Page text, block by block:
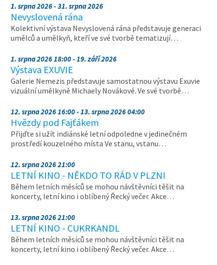
1. srpna 2026 - 31. srpna 2026
Nevyslovená rána
Kolektivní výstava Nevyslovená rána představuje generaci
umělců a umělkyň, kteří ve své tvorbě tematizují…
1. srpna 2026 18:00 - 19. září 2026
Výstava EXUVIE
Galerie Nemezis představuje samostatnou výstavu Exuvie
vizuální umělkyně Michaely Novákové. Ve své tvorbě…
12. srpna 2026 16:00 - 13. srpna 2026 04:00
Hvězdy pod Fajťákem
Přijďte si užít indiánské letní odpoledne v jedinečném
prostředí kouzelného místa Ve stanu, vstanu…
12. srpna 2026 21:00
LETNÍ KINO - NĚKDO TO RÁD V PLZNI
Během letních měsíců se mohou návštěvníci těšit na
koncerty, letní kino i oblíbený Řecký večer. Akce…
13. srpna 2026 21:00
LETNÍ KINO - CUKRKANDL
Během letních měsíců se mohou návštěvníci těšit na
koncerty, letní kino i oblíbený Řecký večer. Akce…